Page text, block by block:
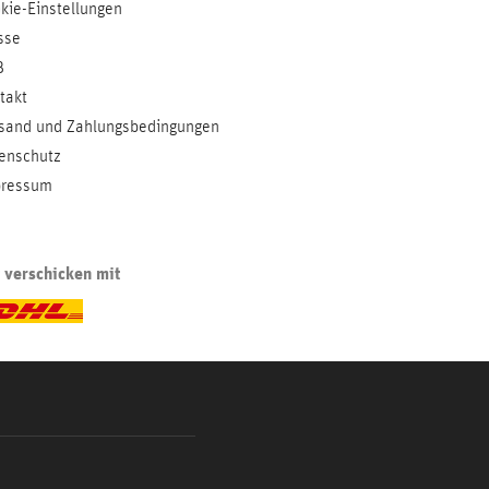
Einstellungen
und Zahlungsbedingungen
mit